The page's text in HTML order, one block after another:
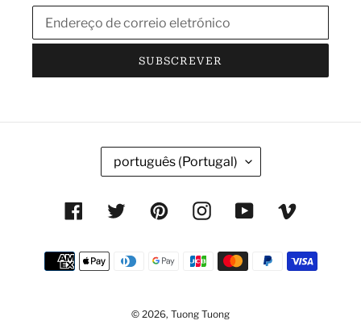
SUBSCREVER
D
O
A
português (Portugal)
FacebookTwitterPinterestInstagramYouTubeVimeo
Métodos
de
© 2026, Tuong Tuong